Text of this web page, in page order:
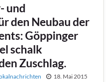
und
den Neubau der
Göppinger
schalk
Zuschlag.
18. Mai 2015